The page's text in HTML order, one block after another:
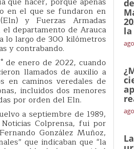
en el que se fundaron en
y Fuerzas Armadas
el departamento de Arauca
lo largo de 300 kilómetros
y contrabando.
de enero de 2022, cuando
llamados de auxilio a
en caminos veredales de
incluidos dos menores
por orden del Eln.
a septiembre de 1989,
Colprensa, fui por
González Muñoz,
que indicaban que “la
la